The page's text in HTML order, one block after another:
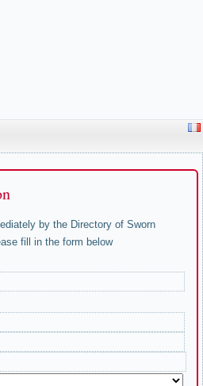
by the Directory of Sworn
fill in the form below